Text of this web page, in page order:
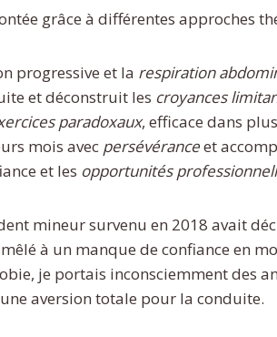
grâce à différentes approches
progressive et la respiration
et déconstruit les croyances
paradoxaux, efficace dans
mois avec persévéranceet
et les opportunités
mineur survenu en 2018 avait
à un manque de confiance en
je portais inconsciemment des
aversion totale pour la conduite.